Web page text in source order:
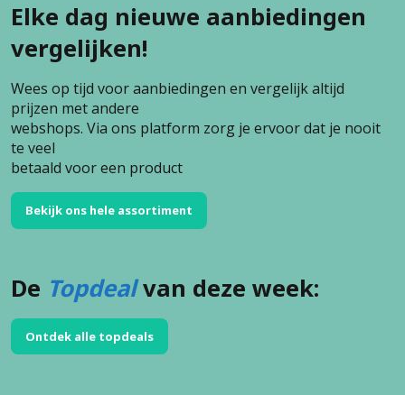
Elke dag nieuwe aanbiedingen
vergelijken!
Wees op tijd voor aanbiedingen en vergelijk altijd
prijzen met andere
webshops. Via ons platform zorg je ervoor dat je nooit
te veel
betaald voor een product
Bekijk ons hele assortiment
De Topdealvan deze week:
Ontdek alle topdeals